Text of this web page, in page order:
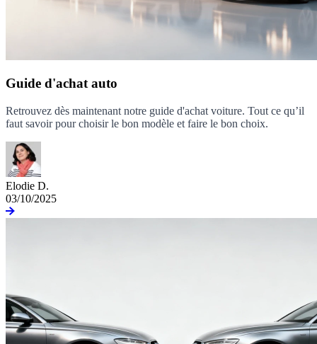
Guide d'achat auto
Retrouvez dès maintenant notre guide d'achat voiture. Tout ce qu’il
faut savoir pour choisir le bon modèle et faire le bon choix.
Elodie D.
03/10/2025